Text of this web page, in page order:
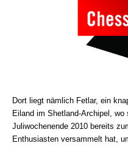
Dort liegt nämlich Fetlar, ein
Eiland im Shetland-Archipel,
Juliwochenende 2010 bereits
Enthusiasten versammelt hat,